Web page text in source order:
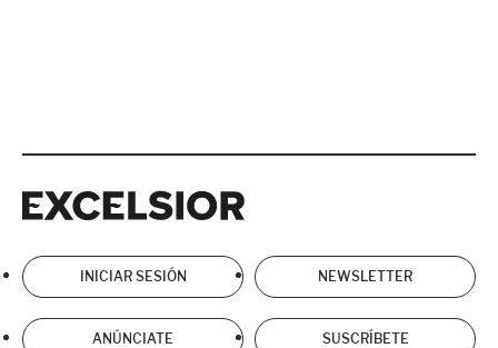
INICIAR SESIÓN NEWSLETTER
ANÚNCIATE SUSCRÍBETE